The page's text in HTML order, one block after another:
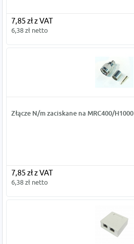
7,85 zł z VAT
6,38 zł netto
Złącze N/m zaciskane na MRC400/H1000
7,85 zł z VAT
6,38 zł netto